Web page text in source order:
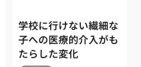
学校に行けない繊細な
子への医療的介入がも
たらした変化